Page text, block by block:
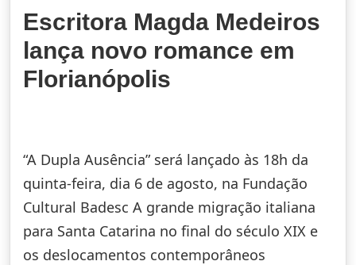
Escritora Magda Medeiros
lança novo romance em
Florianópolis
“A Dupla Ausência” será lançado às 18h da
quinta-feira, dia 6 de agosto, na Fundação
Cultural Badesc A grande migração italiana
para Santa Catarina no final do século XIX e
os deslocamentos contemporâneos